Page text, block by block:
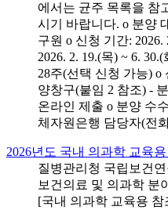
에서는 균주 목록을 참
시기 바랍니다. o 분양
구원 o 신청 기간: 2026.
2026. 2. 19.(목) ~ 6.
28주(선택 신청 가능)
양창구(붙임 2 참조) -
온라인 제출 o 분양 수
체자원은행 담당자(전
2026년도 국내 의과학 교육
질병관리청 국립보건
보건의료 및 의과학 분
[국내 의과학 교육용